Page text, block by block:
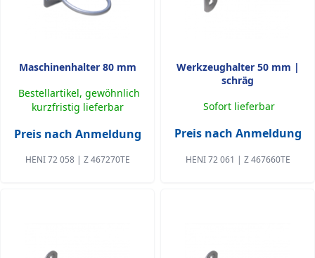
Maschinenhalter 80 mm
Bestellartikel, gewöhnlich
kurzfristig lieferbar
Preis nach Anmeldung
HENI 72 058 | Z 467270TE
Werkzeughalter 50 mm |
schräg
Sofort lieferbar
Preis nach Anmeldung
HENI 72 061 | Z 467660TE